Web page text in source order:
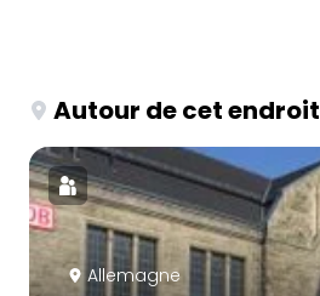
Autour de cet endroit
Allemagne